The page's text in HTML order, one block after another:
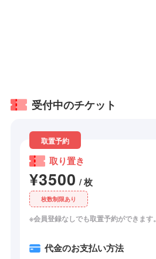
受付中のチケット
取置予約
取り置き
¥3500 / 枚
枚数制限あり
※会員登録なしでも取置予約ができます。
代金のお支払い方法